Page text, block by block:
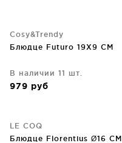
Cosy&Trendy
Блюдце Futuro 19X9 CM
В наличии 11 шт.
979 руб
LE COQ
Блюдце Florentius Ø16 CM